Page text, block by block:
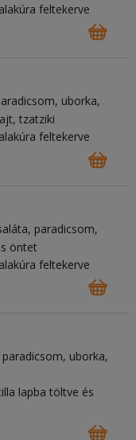
feltekerve
uborka
tzatziki
feltekerve
paradicsom
öntet
feltekerve
paradicsom uborka
lapba töltve és